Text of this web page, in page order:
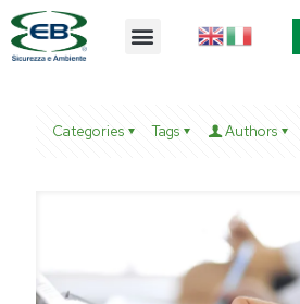
Categories Tags Authors